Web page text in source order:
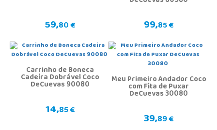
59,80 € 99,85 €
Carrinho de Boneca
Cadeira Dobrável Coco
DeCuevas 90080
14,85 €
Meu Primeiro Andador Coco
com Fita de Puxar
DeCuevas 30080
39,89 €